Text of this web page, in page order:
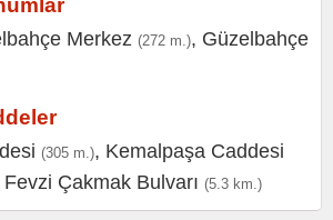
Merkez (272 m.), Güzelbahçe
(305 m.), Kemalpaşa Caddesi
Çakmak Bulvarı (5.3 km.)